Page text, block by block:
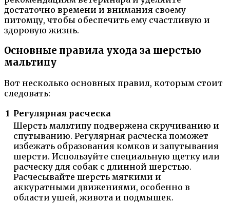
достаточно времени и внимания своему
питомцу, чтобы обеспечить ему счастливую и
здоровую жизнь.
Основные правила ухода за шерстью
мальтипу
Вот несколько основных правил, которым стоит
следовать:
1 Регулярная расческа
Шерсть мальтипу подвержена скручиванию и
спутыванию. Регулярная расческа поможет
избежать образования комков и запутывания
шерсти. Используйте специальную щетку или
расческу для собак с длинной шерстью.
Расчесывайте шерсть мягкими и
аккуратными движениями, особенно в
области ушей, живота и подмышек.